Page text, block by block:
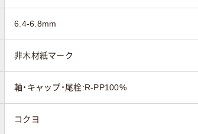
6.4-6.8mm
非木材紙マーク
軸・キャップ・尾栓:R-PP100%
コクヨ